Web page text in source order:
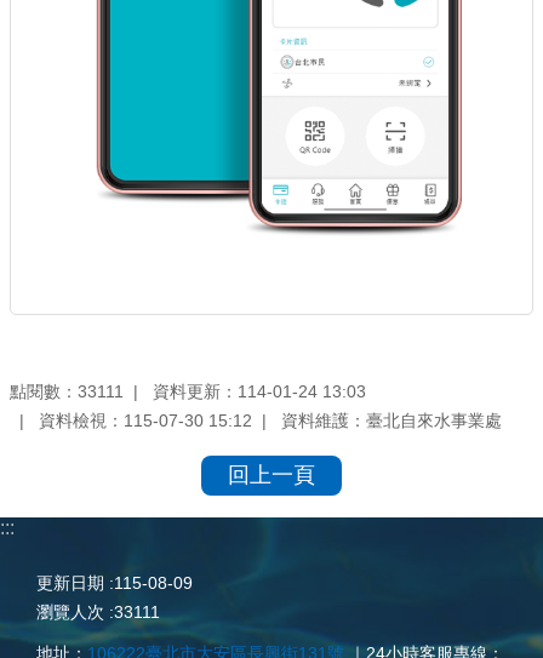
點閱數： 33111
資料更新：114-01-24 13:03
資料檢視：115-07-30 15:12
資料維護：臺北自來水事業處
回上一頁
:::
更新日期
115-08-09
瀏覽人次 33111
地址： 106222臺北市大安區長興街131號 ｜24小時客服專線：